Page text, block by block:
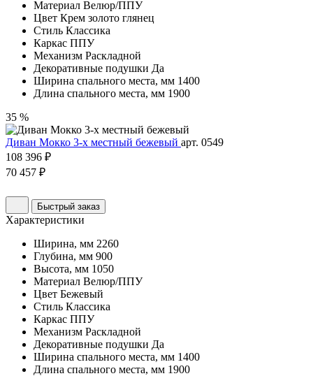
Материал Велюр/ППУ
Цвет Крем золото глянец
Стиль Классика
Каркас ППУ
Механизм Раскладной
Декоративные подушки Да
Ширина спального места, мм 1400
Длина спального места, мм 1900
35 %
Диван Мокко 3-х местный бежевый арт. 0549
108 396 ₽
70 457 ₽
Быстрый заказ
Характеристики
Ширина, мм 2260
Глубина, мм 900
Высота, мм 1050
Материал Велюр/ППУ
Цвет Бежевый
Стиль Классика
Каркас ППУ
Механизм Раскладной
Декоративные подушки Да
Ширина спального места, мм 1400
Длина спального места, мм 1900